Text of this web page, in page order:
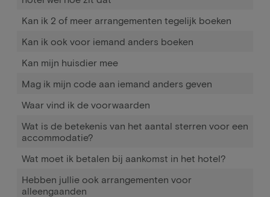
Kan ik 2 of meer arrangementen tegelijk boeken
Kan ik ook voor iemand anders boeken
Kan mijn huisdier mee
Mag ik mijn code aan iemand anders geven
Waar vind ik de voorwaarden
Wat is de betekenis van het aantal sterren voor een
accommodatie?
Wat moet ik betalen bij aankomst in het hotel?
Hebben jullie ook arrangementen voor
alleengaanden